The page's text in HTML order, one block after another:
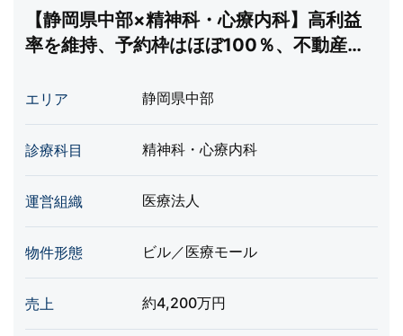
【静岡県中部×精神科・心療内科】高利益
率を維持、予約枠はほぼ100％、不動産含
エリア 静岡県中部
診療科目 精神科・心療内科
運営組織 医療法人
物件形態 ビル／医療モール
売上 約4,200万円